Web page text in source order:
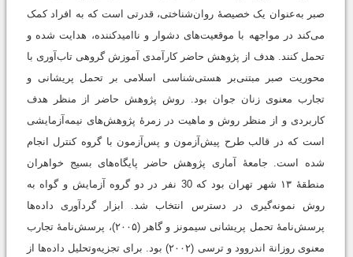
صبر به‌عنوان یک خصیصۀ روان‌شناختی، قدرتی است که به افراد کمک
می‌کند در مواجهه با موقعیت‌های دشوار و ناامیدکننده، هدایت شده و
تحمل کنند. هدف از پژوهش حاضر کارآمدی آموزش گروهی تاب‌آوری با
محوریت صبر مبتنی‌بر هستی‌شناسی اسلامی بر تحمل پریشانی و
تجارب معنوی زنان جوان بود. روش پژوهش حاضر از منظر هدف
کاربردی و از منظر روش و ماهیت در زمرۀ پژوهش‌های نیمه‌آزمایشی
است که در قالب طرح پیش‌‌آزمون و پس‌‌آزمون با گروه کنترل انجام
شده است. جامعۀ آماری پژوهش حاضر پایگاه‌های بسیج خواهران
منطقۀ ۱۳ شهر تهران بود که 30 نفر در دو گروه آزمایش و گواه به
روش نمونه‌گیری در دسترس انتخاب شد. ابزار گردآوری داده‌ها
پرسش‌نامۀ تحمل پریشانی سیمونز و گاهر (۲۰۰۵)، پرسش‌نامۀ تجارب
معنوی روزانة اندروود و ترسی (۲۰۰۲) بود. برای تجزیه‌و‌تحلیل داده‌ها از